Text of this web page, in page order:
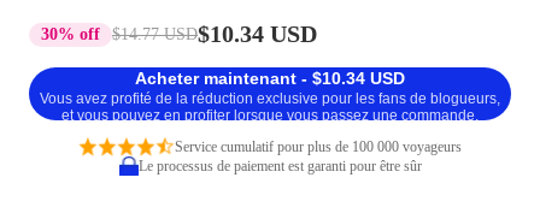
30% off $14.77 USD$10.34 USD
Acheter maintenant - $10.34 USD
Vous avez profité de la réduction exclusive pour les fans de blogueurs,
et vous pouvez en profiter lorsque vous passez une commande.
Service cumulatif pour plus de 100 000 voyageurs
Le processus de paiement est garanti pour être sûr